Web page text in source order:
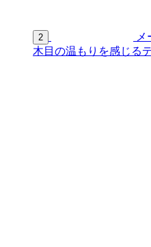
2 メ
木目の温もりを感じる